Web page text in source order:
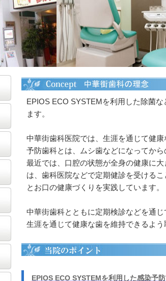
EPIOS ECO SYSTEMを利用した除菌
ます。
中華街歯科医院では、生涯を通じて健
予防歯科とは、ムシ歯などになってか
最近では、口腔の状態が全身の健康に
は、歯科医院などで定期健診を受ける
とお口の健康づくりを実践しています。
中華街歯科とともに定期検診などを通
生涯を通じて健康な歯を維持できるよう
EPIOS ECO SYSTEMを利用した感染予防